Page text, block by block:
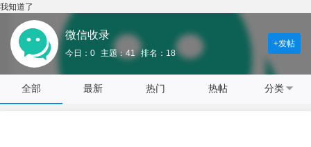
我知道了
微信收录
今日：0 主题：41 排名：18
+发帖
全部 最新 热门 热帖 分类